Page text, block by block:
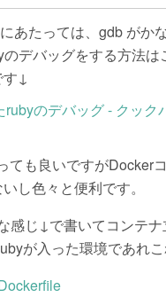
あたっては、gdb がか
デバッグをする方法は
す↓
rubyのデバッグ - クック
ても良いですがDocker
し色々と便利です。
感じ↓で書いてコンテナ
が入った環境であれこ